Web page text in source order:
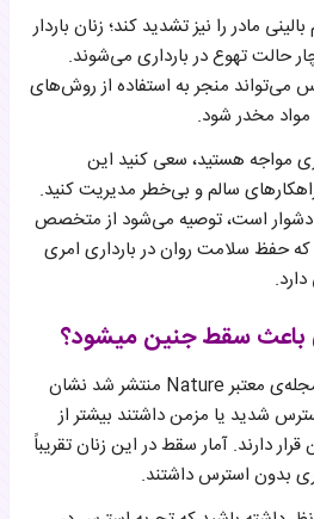
مادر را نیز تشدید کند؛ زنان باردار
حالت تهوع در بارداری می‌شوند.
می‌تواند منجر به استفاده از روش‌های
مخدر شود.
مواجه هستید، سعی کنید این
سالم و بی‌خطر مدیریت کنید.
دشوار است، توصیه می‌شود از متخصص
حفظ سلامت روان در بارداری امری
باعث سقط جنین میشود؟
مقاله‌ای که در سال ۲۰۱۷ در مجله‌ی معتبر Nature منتشر شد نشان
شدید یا مزمن داشتند بیشتر از
دارند. آمار سقط در این زنان تقریباً
بدون استرس داشتند.